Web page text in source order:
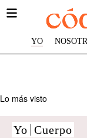
YO
Lo más visto
Yo Cuerpo